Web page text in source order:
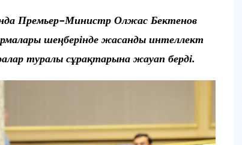
Премьер-Министр Олжас Бектенов
шеңберінде жасанды интеллект
туралы сұрақтарына жауап берді.